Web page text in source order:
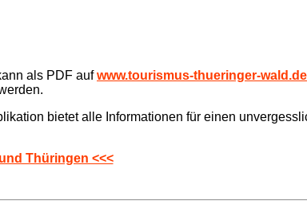
als PDF aufwww.tourismus-thueringer-wald.de
bietet alle Informationen für einen
Thüringen <<<